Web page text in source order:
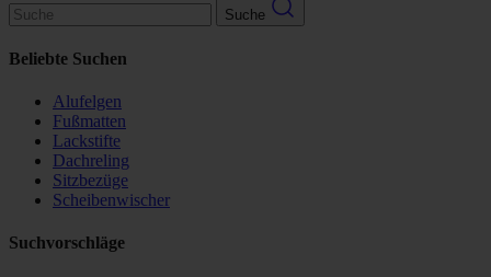
Suche
Beliebte Suchen
Alufelgen
Fußmatten
Lackstifte
Dachreling
Sitzbezüge
Scheibenwischer
Suchvorschläge